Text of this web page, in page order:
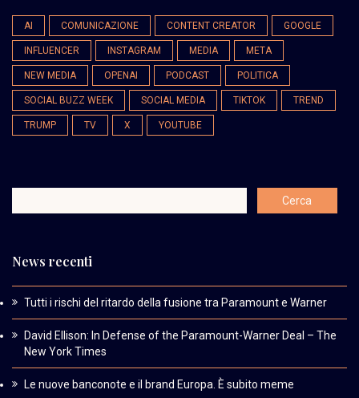
AI COMUNICAZIONE CONTENT CREATOR GOOGLE
INFLUENCER INSTAGRAM MEDIA META
NEW MEDIA OPENAI PODCAST POLITICA
SOCIAL BUZZ WEEK SOCIAL MEDIA TIKTOK TREND
TRUMP TV X YOUTUBE
News recenti
Tutti i rischi del ritardo della fusione tra Paramount e Warner
David Ellison: In Defense of the Paramount-Warner Deal – The
New York Times
Le nuove banconote e il brand Europa. È subito meme